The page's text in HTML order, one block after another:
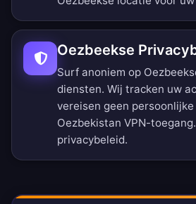
Oezbeekse
Surf anoniem op
diensten. Wij tracken uw
vereisen geen
Oezbekistan VPN-
privacybeleid.